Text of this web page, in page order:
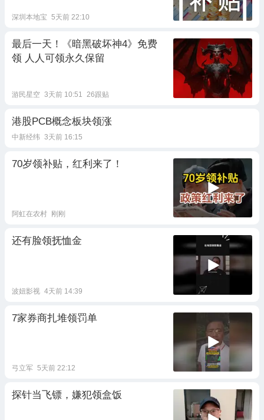
深圳本地宝 5天前 22:10
最后一天！《暗黑破坏神4》免费
领 人人可领永久保留
游民星空 3天前 10:51 26跟贴
港股PCB概念板块领涨
中新经纬 3天前 16:15
70岁领补贴，红利来了！
阿虹在农村 刚刚
还有脸领抚恤金
波妞影视 4天前 14:39
7家券商扎堆领罚单
弓立军 5天前 22:12
探针当飞镖，嫌犯领盒饭